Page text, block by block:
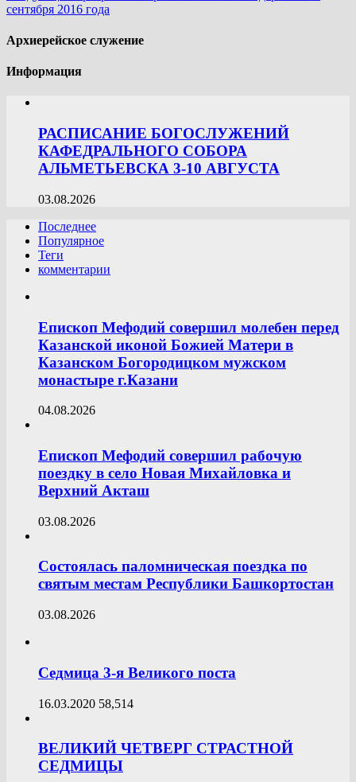
сентября 2016 года
Архиерейское служение
Информация
РАСПИСАНИЕ БОГОСЛУЖЕНИЙ
КАФЕДРАЛЬНОГО СОБОРА
АЛЬМЕТЬЕВСКА 3-10 АВГУСТА
03.08.2026
Последнее
Популярное
Теги
комментарии
Епископ Мефодий совершил молебен перед
Казанской иконой Божией Матери в
Казанском Богородицком мужском
монастыре г.Казани
04.08.2026
Епископ Мефодий совершил рабочую
поездку в село Новая Михайловка и
Верхний Акташ
03.08.2026
Состоялась паломническая поездка по
святым местам Республики Башкортостан
03.08.2026
Седмица 3-я Великого поста
16.03.2020 58,514
ВЕЛИКИЙ ЧЕТВЕРГ СТРАСТНОЙ
СЕДМИЦЫ